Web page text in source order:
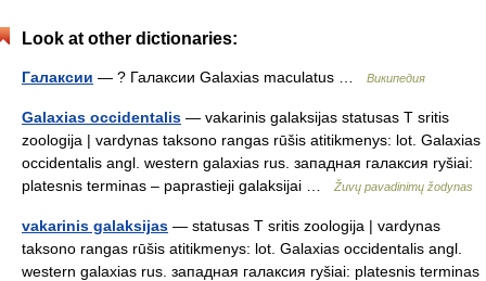
Look at other dictionaries:
Галаксии — ? Галаксии Galaxias maculatus … Википедия
Galaxias occidentalis — vakarinis galaksijas statusas T sritis
zoologija | vardynas taksono rangas rūšis atitikmenys: lot. Galaxias
occidentalis angl. western galaxias rus. западная галаксия ryšiai:
platesnis terminas – paprastieji galaksijai …
Žuvų pavadinimų žodynas
vakarinis galaksijas — statusas T sritis zoologija | vardynas
taksono rangas rūšis atitikmenys: lot. Galaxias occidentalis angl.
western galaxias rus. западная галаксия ryšiai: platesnis terminas